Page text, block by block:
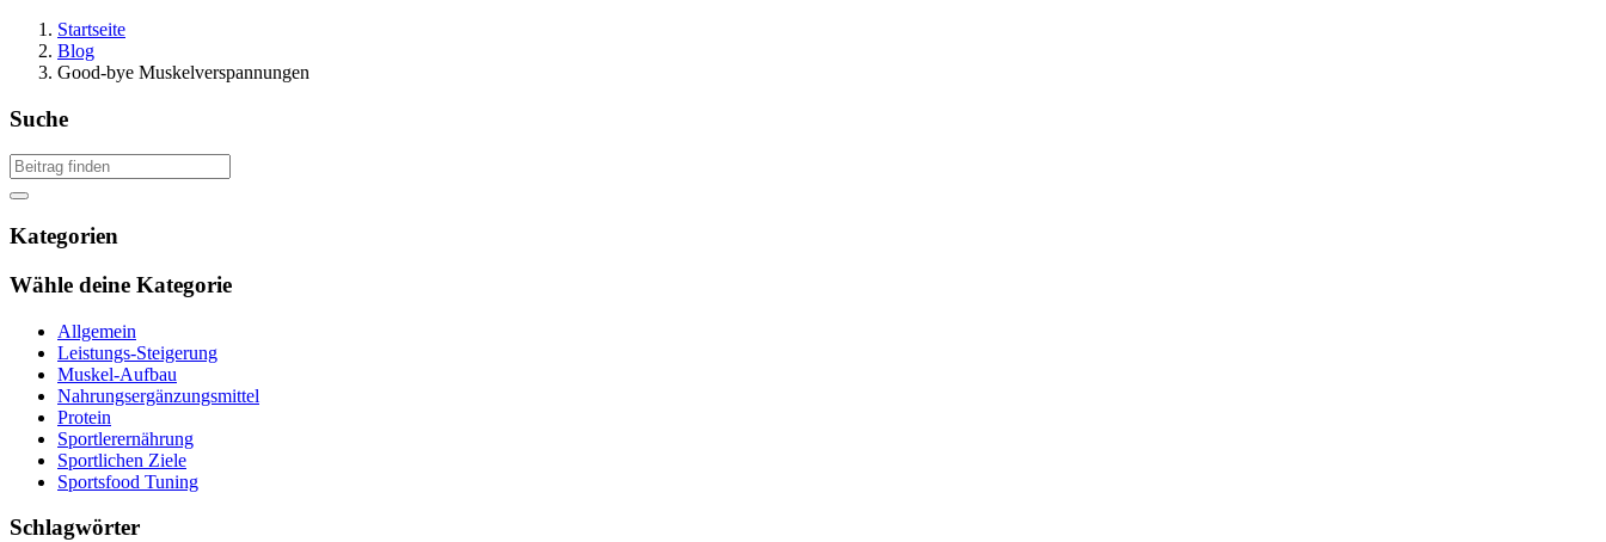
Startseite
Blog
Good-bye Muskelverspannungen
Suche
Kategorien
Wähle deine Kategorie
Allgemein
Leistungs-Steigerung
Muskel-Aufbau
Nahrungsergänzungsmittel
Protein
Sportlerernährung
Sportlichen Ziele
Sportsfood Tuning
Schlagwörter